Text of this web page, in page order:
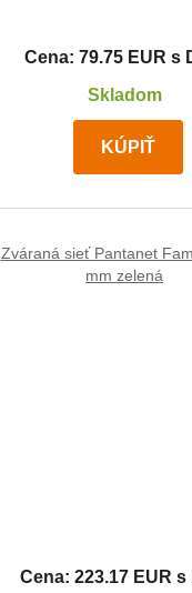
Cena: 79.75 EUR s
Skladom
KÚPIŤ
Zváraná sieť Pantanet
mm zelená
Cena: 223.17 EUR s